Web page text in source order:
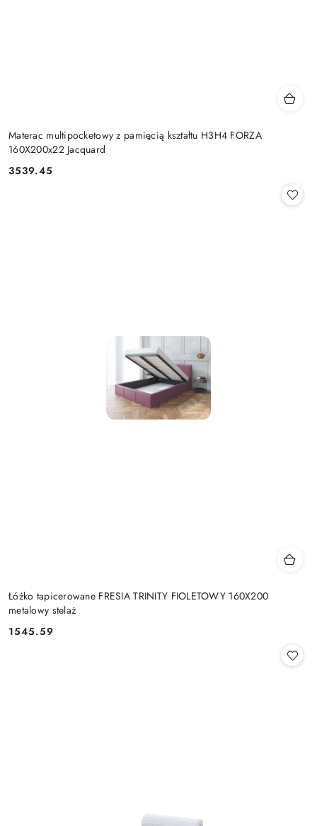
Materac multipocketowy z pamięcią kształtu H3H4 FORZA
160X200x22 Jacquard
Cena:
3539.45
Łóżko tapicerowane FRESIA TRINITY FIOLETOWY 160X200
metalowy stelaż
Cena:
1545.59